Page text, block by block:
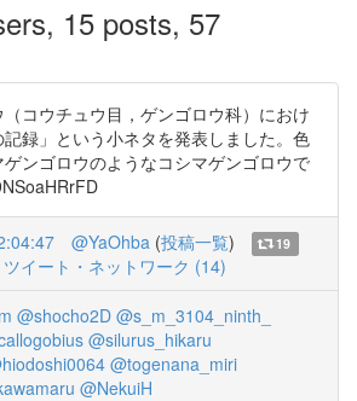
15 posts, 57
（コウチュウ目，ゲンゴロウ科）におけ
録」という小ネタを発表しました。色
ンゴロウのようなコシマゲンゴロウで
@YaOhba (投稿一覧)
19
ツイート・ネットワーク (14)
@shocho2D @s_m_3104_ninth_
@silurus_hikaru
@togenana_miri
@NekuiH